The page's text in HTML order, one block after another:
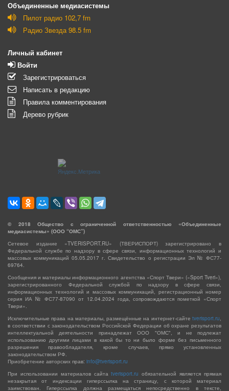
Объединенные медиасистемы
Пилот радио 102,7 fm
Радио Звезда 98.5 fm
Личный кабинет
Войти
Зарегистрироваться
Написать в редакцию
Правила комментирования
Дерево рубрик
© 2018 Общество с ограниченной ответственностью «Объединенные
медиасистемы» (ООО “ОМС”)
Сетевое издание «TVERISPORT.RU» (ТВЕРИСПОРТ) зарегистрировано в
Федеральной службе по надзору в сфере связи, информационных технологий и
массовых коммуникаций 05.05.2017 г. Свидетельство о регистрации Эл № ФС77-
69764.
Сообщения и материалы информационного агентства «Спорт Твери» («Sport Tveri»),
зарегистрированного Федеральной службой по надзору в сфере связи,
информационных технологий и массовых коммуникаций, регистрационный номер
серия ИА № ФС77-87090 от 12.04.2024 года, сопровождаются пометкой «Спорт
Твери».
Исключительные права на материалы, размещённые на интернет-сайте tverisport.ru,
в соответствии с законодательством Российской Федерации об охране результатов
интеллектуальной деятельности принадлежат ООО "ОМС", и не подлежат
использованию другими лицами в какой бы то ни было форме без письменного
разрешения правообладателя, кроме случаев, прямо установленных
законодательством РФ.
Приобретение авторских прав: info@tverisport.ru
При использовании материалов сайтаtverisport.ru обязательной является прямая
незакрытая от индексации гиперссылка на страницу, с которой материал
заимствован. Гиперссылка должна размещаться непосредственно в тексте,